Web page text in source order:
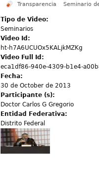
Transparencia Seminario
Tipo de Video:
Seminarios
Video Id:
ht-h7A6UCUOx5KALjkMZKg
Video Full Id:
eca1df86-940e-4309-b1e4-
Fecha:
30 de October de 2013
Participante (s):
Doctor Carlos G Gregorio
Entidad Federativa:
Distrito Federal